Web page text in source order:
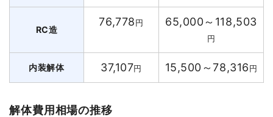
RC造
76,778円 65,000～118,503
円
内装解体 37,107円 15,500～78,316円
解体費用相場の推移